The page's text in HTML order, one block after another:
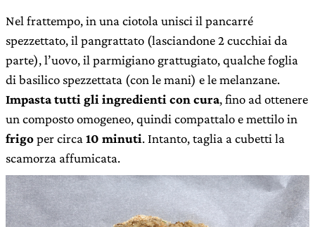
Nel frattempo, in una ciotola unisci il pancarré
spezzettato, il pangrattato (lasciandone 2 cucchiai da
parte), l’uovo, il parmigiano grattugiato, qualche foglia
di basilico spezzettata (con le mani) e le melanzane.
Impasta tutti gli ingredienti con cura, fino ad ottenere
un composto omogeneo, quindi compattalo e mettilo in
frigoper circa 10 minuti. Intanto, taglia a cubetti la
scamorza affumicata.